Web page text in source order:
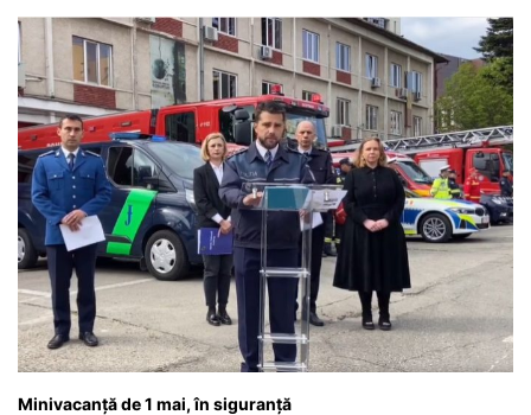
o
k
p g
er
e ă
Minivacanță de 1 mai, în siguranță